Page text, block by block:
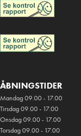
ÅBNINGSTIDER
Mandag 09.00 - 17.00
Tirsdag 09.00 - 17.00
Onsdag 09.00 - 17.00
Torsdag 09.00 - 17.00